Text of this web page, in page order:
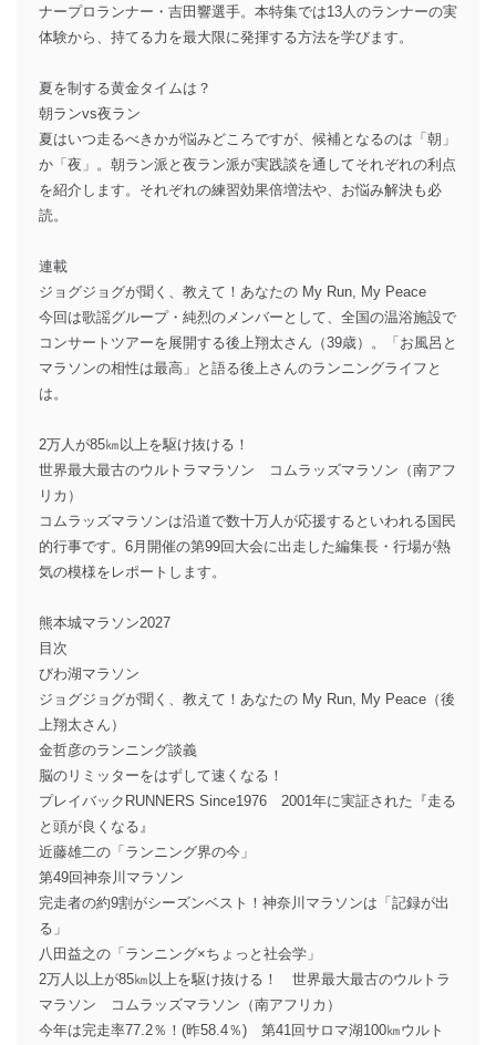
ナープロランナー・吉田響選手。本特集では13人のランナーの実
体験から、持てる力を最大限に発揮する方法を学びます。
夏を制する黄金タイムは？
朝ランvs夜ラン
夏はいつ走るべきかが悩みどころですが、候補となるのは「朝」
か「夜」。朝ラン派と夜ラン派が実践談を通してそれぞれの利点
を紹介します。それぞれの練習効果倍増法や、お悩み解決も必
読。
連載
ジョグジョグが聞く、教えて！あなたの My Run, My Peace
今回は歌謡グループ・純烈のメンバーとして、全国の温浴施設で
コンサートツアーを展開する後上翔太さん（39歳）。「お風呂と
マラソンの相性は最高」と語る後上さんのランニングライフと
は。
2万人が85㎞以上を駆け抜ける！
世界最大最古のウルトラマラソン コムラッズマラソン（南アフ
リカ）
コムラッズマラソンは沿道で数十万人が応援するといわれる国民
的行事です。6月開催の第99回大会に出走した編集長・行場が熱
気の模様をレポートします。
熊本城マラソン2027
目次
びわ湖マラソン
ジョグジョグが聞く、教えて！あなたの My Run, My Peace（後
上翔太さん）
金哲彦のランニング談義
脳のリミッターをはずして速くなる！
プレイバックRUNNERS Since1976 2001年に実証された『走る
と頭が良くなる』
近藤雄二の「ランニング界の今」
第49回神奈川マラソン
完走者の約9割がシーズンベスト！神奈川マラソンは「記録が出
る」
八田益之の「ランニング×ちょっと社会学」
2万人以上が85㎞以上を駆け抜ける！ 世界最大最古のウルトラ
マラソン コムラッズマラソン（南アフリカ）
今年は完走率77.2％！(昨58.4％) 第41回サロマ湖100㎞ウルト